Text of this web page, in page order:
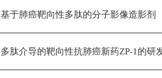
基于肺癌靶向性多肽的分子影像造影剂
多肽介导的靶向性抗肺癌新药ZP-1的研